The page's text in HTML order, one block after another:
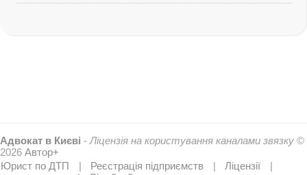
Адвокат в Києві - Ліцензія на користування каналами звязку ©
2026 Автор+
Юрист по ДТП
Реєстрація підприємств
Ліцензії